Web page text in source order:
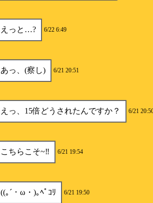
えっと…? 6/22 6:49
あっ、(察し) 6/21 20:51
えっ、15倍どうされたんですか？ 6/21
こちらこそ~‼︎ 6/21 19:54
((｡´・ω・)｡ﾍﾟｺﾘ 6/21 19:50